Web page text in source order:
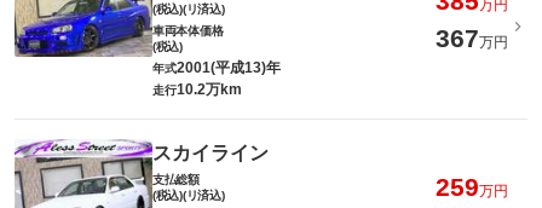
(税込)(リ済込) 万円
車両本体価格
(税込)
367万円
年式2001(平成13)年
走行10.2万km
スカイライン
支払総額
(税込)(リ済込)
259万円